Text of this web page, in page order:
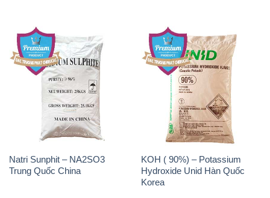
Natri Sunphit – NA2SO3
Trung Quốc China
KOH ( 90%) – Potassium
Hydroxide Unid Hàn Quốc
Korea